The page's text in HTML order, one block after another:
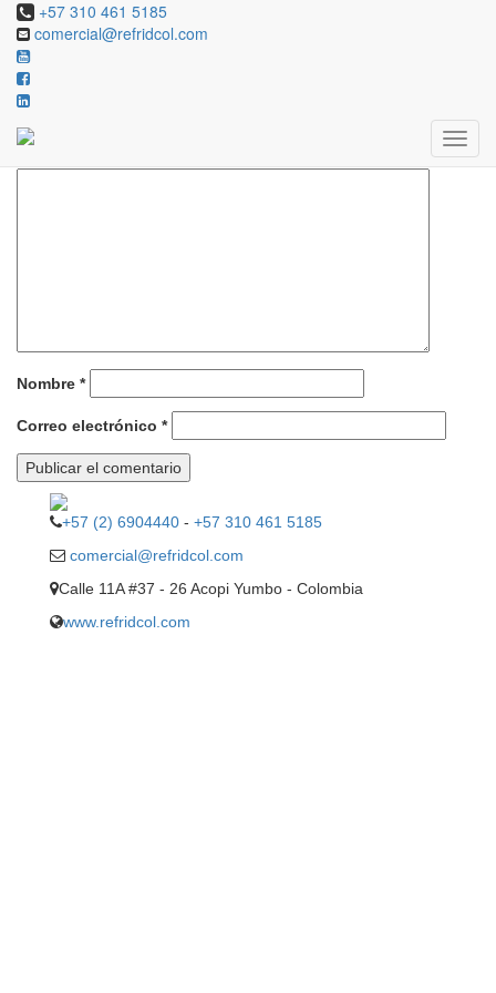
+57 310 461 5185
comercial@refridcol.com
Deja una respuesta
Tu dirección de correo electrónico no será publicada.
Nombre *
Correo electrónico *
+57 (2) 6904440 - +57 310 461 5185
comercial@refridcol.com
Calle 11A #37 - 26 Acopi Yumbo - Colombia
www.refridcol.com